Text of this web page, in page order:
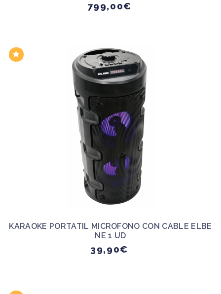
799,00€
KARAOKE PORTATIL MICROFONO CON CABLE ELBE
NE 1 UD
39,90€